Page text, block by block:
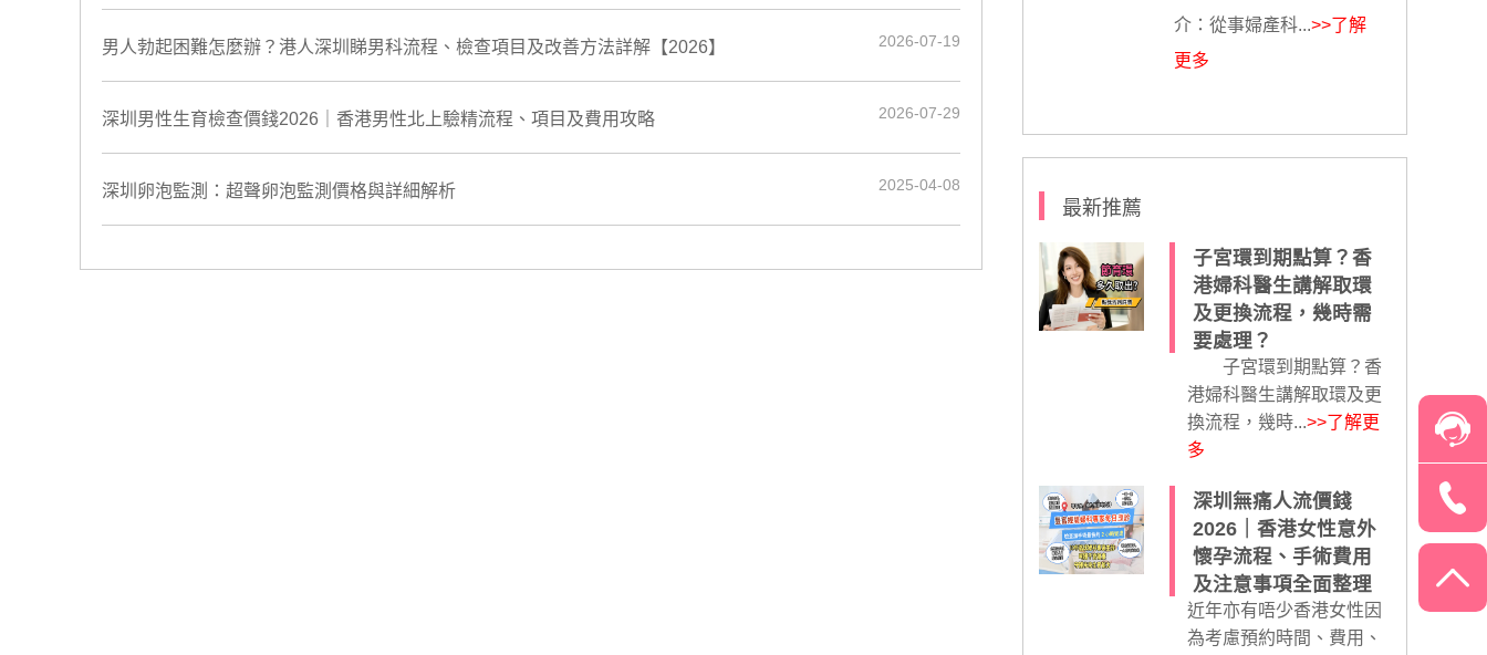
男人勃起困難怎麼辦？港人深圳睇男科流程、檢查項目及改善方法詳解【2026】 2026-07-19
深圳男性生育檢查價錢2026｜香港男性北上驗精流程、項目及費用攻略 2026-07-29
深圳卵泡監測：超聲卵泡監測價格與詳細解析 2025-04-08
介：從事婦產科...>>了解
更多
最新推薦
子宮環到期點算？香
港婦科醫生講解取環
及更換流程，幾時需
要處理？
子宮環到期點算？香
港婦科醫生講解取環及更
換流程，幾時...>>了解更
多
深圳無痛人流價錢
2026｜香港女性意外
懷孕流程、手術費用
及注意事項全面整理
近年亦有唔少香港女性因
為考慮預約時間、費用、